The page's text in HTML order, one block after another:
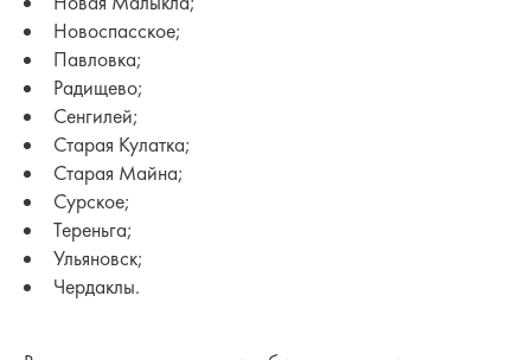
Новоспасское;
Павловка;
Радищево;
Сенгилей;
Старая Кулатка;
Старая Майна;
Сурское;
Тереньга;
Ульяновск;
Чердаклы.